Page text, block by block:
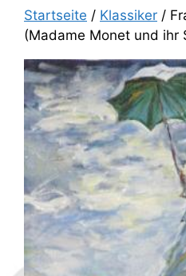
Startseite / Klassiker /
(Madame Monet und ihr